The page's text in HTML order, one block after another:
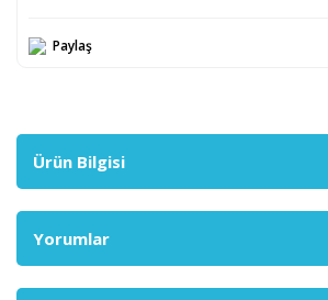
Paylaş
Ürün Bilgisi
Yorumlar